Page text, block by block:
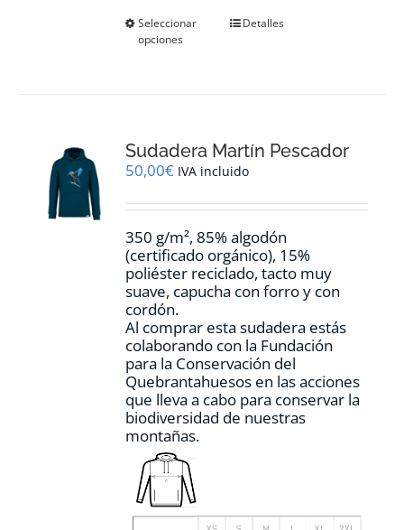
Seleccionar
opciones
Este
se
pueden
en
página
de
producto
Detalles
Sudadera Martín Pescador
50,00€ IVA incluido
350 g/m², 85% algodón
(certificado orgánico), 15%
poliéster reciclado, tacto muy
suave, capucha con forro y con
cordón.
Al comprar esta sudadera estás
colaborando con la Fundación
para la Conservación del
Quebrantahuesos en las acciones
que lleva a cabo para conservar la
biodiversidad de nuestras
montañas.